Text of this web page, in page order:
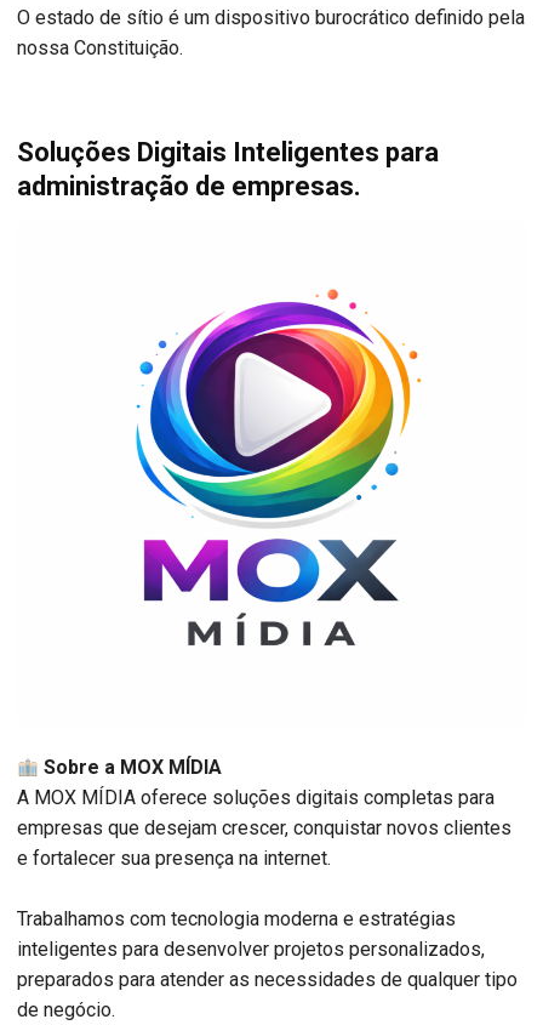
O estado de sítio é um dispositivo burocrático definido pela
nossa Constituição.
Soluções Digitais Inteligentes para
administração de empresas.
Sobre a MOX MÍDIA
A MOX MÍDIA oferece soluções digitais completas para
empresas que desejam crescer, conquistar novos clientes
e fortalecer sua presença na internet.
Trabalhamos com tecnologia moderna e estratégias
inteligentes para desenvolver projetos personalizados,
preparados para atender as necessidades de qualquer tipo
de negócio.